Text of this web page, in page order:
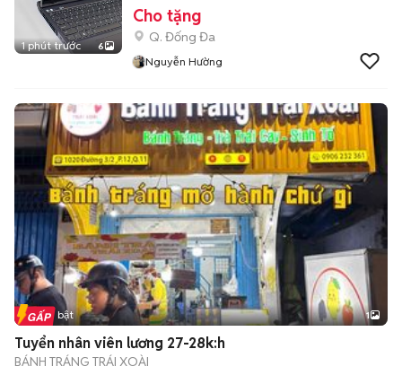
1 phút trước 6
Cho tặng
Q. Đống Đa
Nguyễn Hường
Tin nổi bật 1
Tuyển nhân viên lương 27-28k:h
BÁNH TRÁNG TRÁI XOÀI